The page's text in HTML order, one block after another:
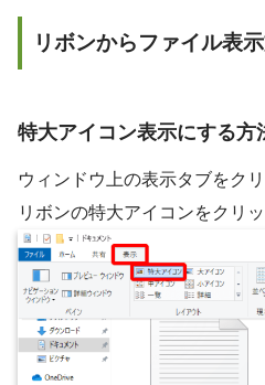
リボンからファイル表
特大アイコン表示にする方
ウィンドウ上の表示タブをクリ
リボンの特大アイコンをクリッ